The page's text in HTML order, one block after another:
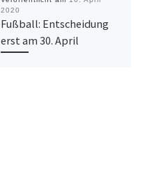
2020
Fußball: Entscheidung
erst am 30. April